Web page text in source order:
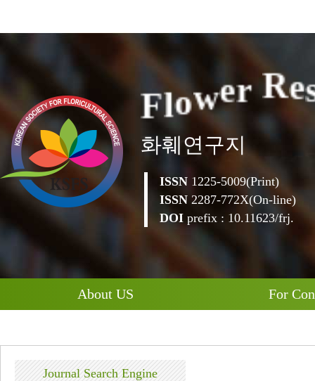
Flower Re
화훼연구지
ISSN 1225-5009(Print)
ISSN 2287-772X(On-line)
DOI prefix : 10.11623/frj.
About US For
Journal Search Engine